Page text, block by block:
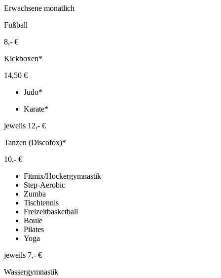
Erwachsene monatlich
Fußball
8,- €
Kickboxen*
14,50 €
Judo*
Karate*
jeweils 12,- €
Tanzen (Discofox)*
10,- €
Fitmix/Hockergymnastik
Step-Aerobic
Zumba
Tischtennis
Freizeitbasketball
Boule
Pilates
Yoga
jeweils 7,- €
Wassergymnastik